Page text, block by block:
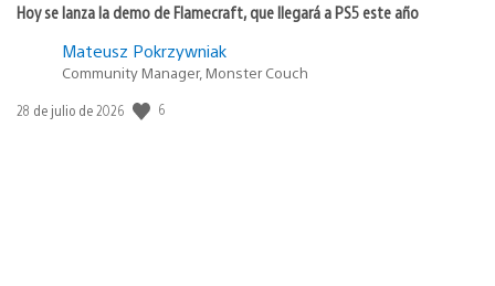
Hoy se lanza la demo de Flamecraft, que llegará a PS5 este año
Mateusz Pokrzywniak
Community Manager, Monster Couch
Fecha
28 de julio de 2026 6